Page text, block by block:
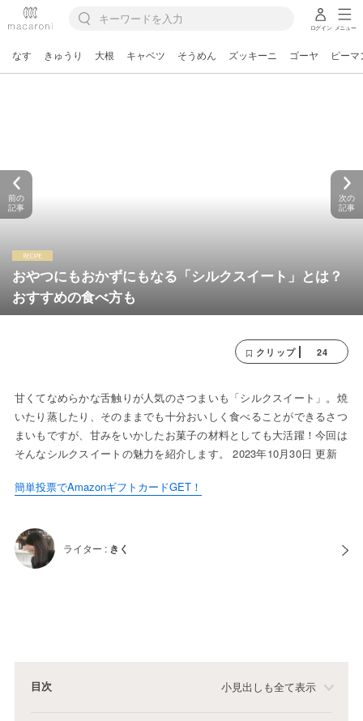
ログイン メニュー
なす きゅうり 大根 キャベツ そうめん ズッキーニ ゴーヤ ピーマ
おやつにもおかずにもなる「シルクスイート」とは？
おすすめの食べ方も
前の
記事
次の
記事
クリップ 24
甘くてなめらかな舌触りが人気のさつまいも「シルクスイート」。焼
いたり蒸したり、そのままでも十分おいしく食べることができるさつ
まいもですが、甘みをいかしたお菓子の材料としても大活躍！今回は
そんなシルクスイートの魅力を紹介します。 2023年10月30日 更新
簡単投票でAmazonギフトカードGET！
ライター : きく
目次 小見出しも全て表示